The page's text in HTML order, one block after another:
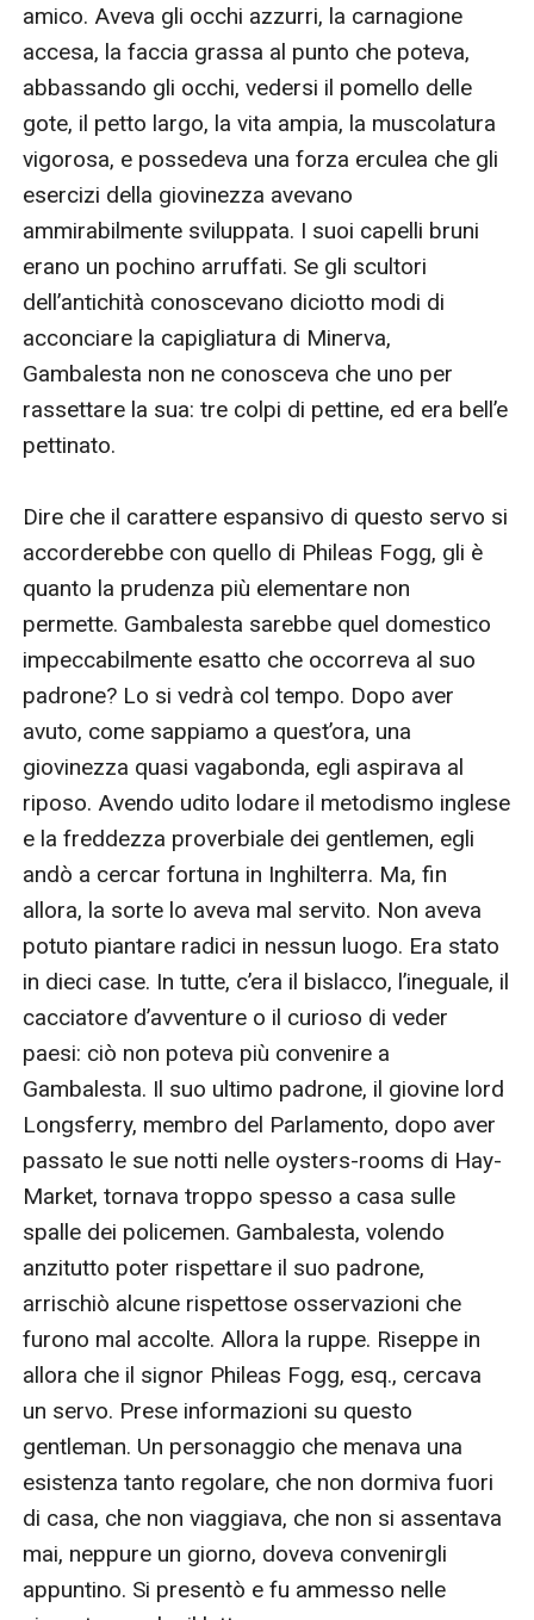
amico. Aveva gli occhi azzurri, la carnagione
accesa, la faccia grassa al punto che poteva,
abbassando gli occhi, vedersi il pomello delle
gote, il petto largo, la vita ampia, la muscolatura
vigorosa, e possedeva una forza erculea che gli
esercizi della giovinezza avevano
ammirabilmente sviluppata. I suoi capelli bruni
erano un pochino arruffati. Se gli scultori
dell’antichità conoscevano diciotto modi di
acconciare la capigliatura di Minerva,
Gambalesta non ne conosceva che uno per
rassettare la sua: tre colpi di pettine, ed era bell’e
pettinato.
Dire che il carattere espansivo di questo servo si
accorderebbe con quello di Phileas Fogg, gli è
quanto la prudenza più elementare non
permette. Gambalesta sarebbe quel domestico
impeccabilmente esatto che occorreva al suo
padrone? Lo si vedrà col tempo. Dopo aver
avuto, come sappiamo a quest’ora, una
giovinezza quasi vagabonda, egli aspirava al
riposo. Avendo udito lodare il metodismo inglese
e la freddezza proverbiale dei gentlemen, egli
andò a cercar fortuna in Inghilterra. Ma, fin
allora, la sorte lo aveva mal servito. Non aveva
potuto piantare radici in nessun luogo. Era stato
in dieci case. In tutte, c’era il bislacco, l’ineguale, il
cacciatore d’avventure o il curioso di veder
paesi: ciò non poteva più convenire a
Gambalesta. Il suo ultimo padrone, il giovine lord
Longsferry, membro del Parlamento, dopo aver
passato le sue notti nelle oysters-rooms di Hay-
Market, tornava troppo spesso a casa sulle
spalle dei policemen. Gambalesta, volendo
anzitutto poter rispettare il suo padrone,
arrischiò alcune rispettose osservazioni che
furono mal accolte. Allora la ruppe. Riseppe in
allora che il signor Phileas Fogg, esq., cercava
un servo. Prese informazioni su questo
gentleman. Un personaggio che menava una
esistenza tanto regolare, che non dormiva fuori
di casa, che non viaggiava, che non si assentava
mai, neppure un giorno, doveva convenirgli
appuntino. Si presentò e fu ammesso nelle